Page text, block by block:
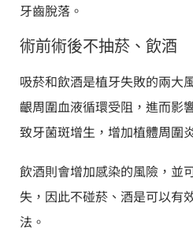
牙齒脫落。
術前術後不抽菸、飲酒
吸菸和飲酒是植牙失敗的兩大
齦周圍血液循環受阻，進而影
致牙菌斑增生，增加植體周圍
飲酒則會增加感染的風險，並
失，因此不碰菸、酒是可以有
法。